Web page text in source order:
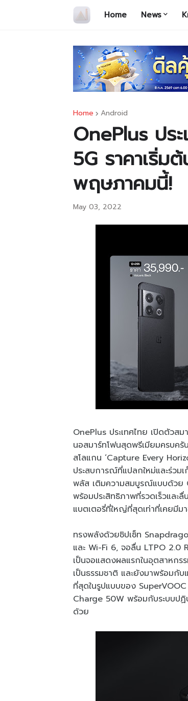
Home News
Home Android
OnePlus ปร
5G ราคาเริ่ม
พฤษภาคมนี้!
May 03, 2022
OnePlus ประเทศไทย เปิดตัวส
นอสมาร์ทโฟนสุดพรีเมียมครบ
สโลแกน ‘Capture Every
ประสบการณ์ที่แปลกใหม่และร่ว
พลัส เติมความสมบูรณ์แบบด้วย
พร้อมประสิทธิภาพที่รวดเร็วและ
แบตเตอรี่ที่ใหญ่ที่สุดเท่าที่เคยมี
ทรงพลังด้วยชิปเซ็ท
และ Wi-Fi 6, จอลื่น LTPO 2.0
เป็นจอแสดงผลแรกในอุตสาหก
เป็นธรรมชาติ และยังมาพร้อมกั
ที่สุดในรูปแบบของ
Charge 50W พร้อมกับระบบป
ด้วย